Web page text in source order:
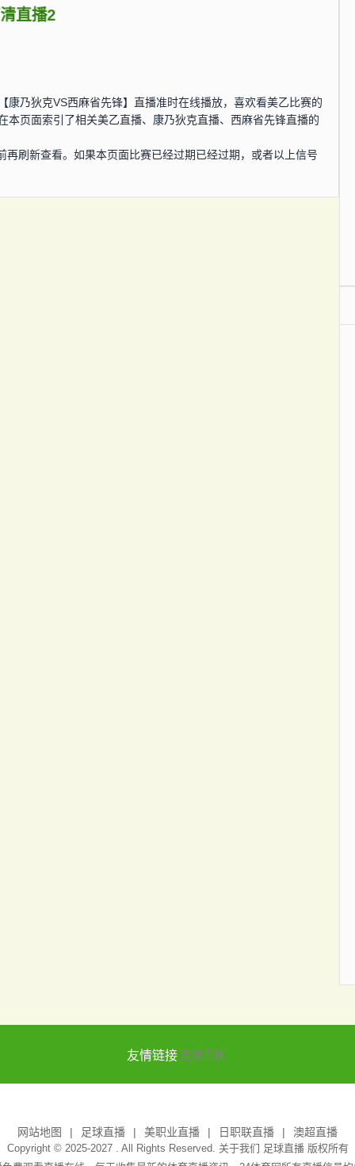
直播2
乃狄克VS西麻省先锋】直播准时在线播放，喜欢看美乙比赛的
页面索引了相关美乙直播、康乃狄克直播、西麻省先锋直播的
刷新查看。如果本页面比赛已经过期已经过期，或者以上信号
友情链接 足球直播
网站地图 足球直播 美职业直播 日职联直播 澳超直播
Copyright © 2025-2027 . All Rights Reserved. 关于我们 足球直播版权所有